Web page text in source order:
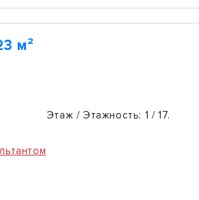
м²
Этаж / Этажность: 1 / 17.